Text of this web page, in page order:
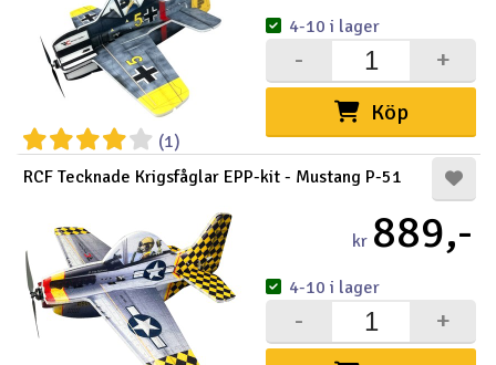
(1)
Köp
+
-
4-10 i lager
RCF Tecknade Krigsfåglar EPP-kit - Mustang P-51
kr 889,-
+
-
4-10 i lager